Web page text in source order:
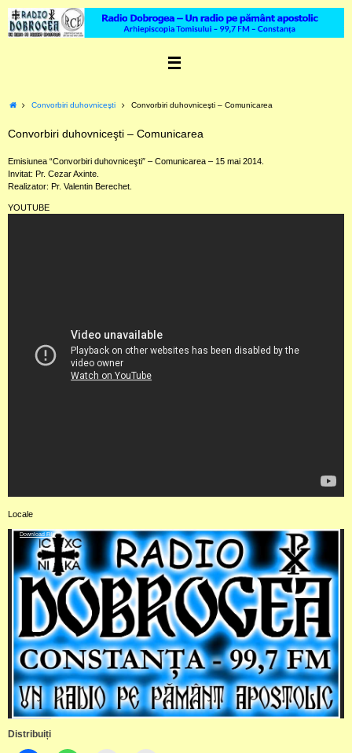
content
HomeConvorbiri duhovniceşti Convorbiri duhovniceşti – Comunicarea
Convorbiri duhovniceşti – Comunicarea
Emisiunea “Convorbiri duhovniceşti″ – Comunicarea – 15 mai 2014.
Invitat: Pr. Cezar Axinte.
Realizator: Pr. Valentin Berechet.
YOUTUBE
Locale
Video
Player
Download File
Distribuiți